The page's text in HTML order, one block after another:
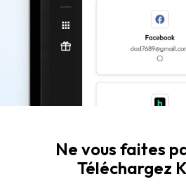
Ne vous faites
Téléchargez